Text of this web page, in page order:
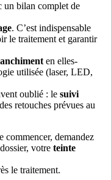
un bilan complet de
. C’est indispensable
le traitement et garantir
en elles-
utilisée (laser, LED,
oublié : le suivi
retouches prévues au
commencer, demandez
votre teinte
le traitement.